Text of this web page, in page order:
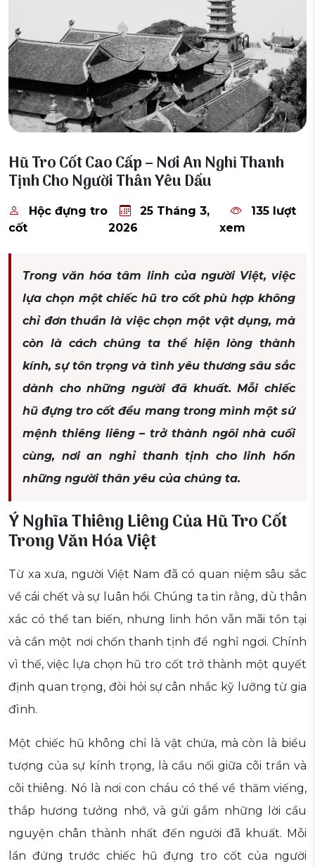
Hũ Tro Cốt Cao Cấp – Nơi An Nghỉ Thanh
Tịnh Cho Người Thân Yêu Dấu
Hộc đựng tro
cốt
25 Tháng 3,
2026
135 lượt
xem
Trong văn hóa tâm linh của người Việt, việc
lựa chọn một chiếc hũ tro cốt phù hợp không
chỉ đơn thuần là việc chọn một vật dụng, mà
còn là cách chúng ta thể hiện lòng thành
kính, sự tôn trọng và tình yêu thương sâu sắc
dành cho những người đã khuất. Mỗi chiếc
hũ đựng tro cốt đều mang trong mình một sứ
mệnh thiêng liêng – trở thành ngôi nhà cuối
cùng, nơi an nghỉ thanh tịnh cho linh hồn
những người thân yêu của chúng ta.
Ý Nghĩa Thiêng Liêng Của Hũ Tro Cốt
Trong Văn Hóa Việt
Từ xa xưa, người Việt Nam đã có quan niệm sâu sắc
về cái chết và sự luân hồi. Chúng ta tin rằng, dù thân
xác có thể tan biến, nhưng linh hồn vẫn mãi tồn tại
và cần một nơi chốn thanh tịnh để nghỉ ngơi. Chính
vì thế, việc lựa chọn hũ tro cốt trở thành một quyết
định quan trọng, đòi hỏi sự cân nhắc kỹ lưỡng từ gia
đình.
Một chiếc hũ không chỉ là vật chứa, mà còn là biểu
tượng của sự kính trọng, là cầu nối giữa cõi trần và
cõi thiêng. Nó là nơi con cháu có thể về thăm viếng,
thắp hương tưởng nhớ, và gửi gắm những lời cầu
nguyện chân thành nhất đến người đã khuất. Mỗi
lần đứng trước chiếc hũ đựng tro cốt của người